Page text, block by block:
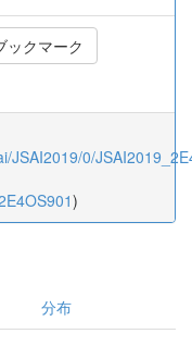
ックマーク
JSAI2019/0/
)
分布